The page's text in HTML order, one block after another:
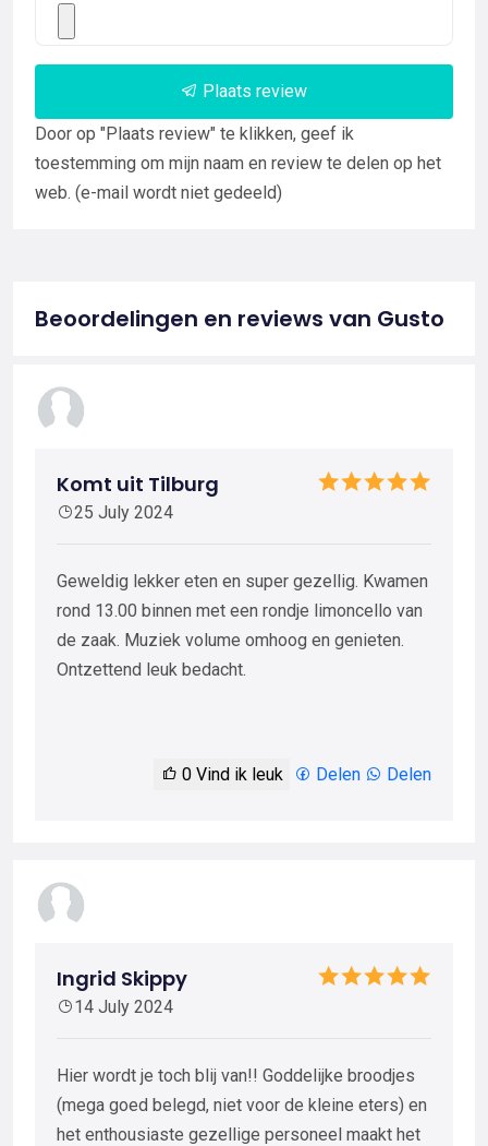
Plaats review
Door op "Plaats review" te klikken, geef ik
toestemming om mijn naam en review te delen op het
web. (e-mail wordt niet gedeeld)
Beoordelingen en reviews van Gusto
Komt uit Tilburg
25 July 2024
Geweldig lekker eten en super gezellig. Kwamen
rond 13.00 binnen met een rondje limoncello van
de zaak. Muziek volume omhoog en genieten.
Ontzettend leuk bedacht.
0 Vind ik leuk Delen Delen
Ingrid Skippy
14 July 2024
Hier wordt je toch blij van!! Goddelijke broodjes
(mega goed belegd, niet voor de kleine eters) en
het enthousiaste gezellige personeel maakt het